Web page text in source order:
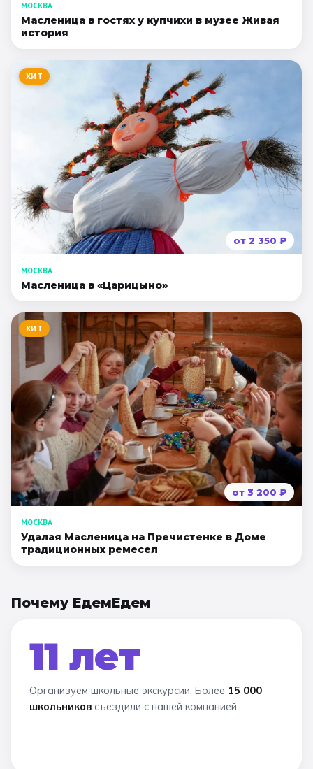
МОСКВА
Масленица в гостях у купчихи в музее Живая
история
ХИТ
от 2 350 ₽
МОСКВА
Масленица в «Царицыно»
ХИТ
от 3 200 ₽
МОСКВА
Удалая Масленица на Пречистенке в Доме
традиционных ремесел
Почему ЕдемЕдем
11 лет
Организуем школьные экскурсии. Более 15 000
школьников съездили с нашей компанией.